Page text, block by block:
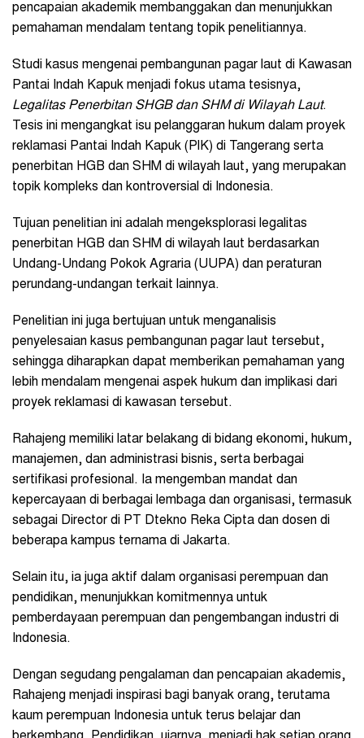
pencapaian akademik membanggakan dan menunjukkan
pemahaman mendalam tentang topik penelitiannya.
Studi kasus mengenai pembangunan pagar laut di Kawasan
Pantai Indah Kapuk menjadi fokus utama tesisnya,
Legalitas Penerbitan SHGB dan SHM di Wilayah Laut.
Tesis ini mengangkat isu pelanggaran hukum dalam proyek
reklamasi Pantai Indah Kapuk (PIK) di Tangerang serta
penerbitan HGB dan SHM di wilayah laut, yang merupakan
topik kompleks dan kontroversial di Indonesia.
Tujuan penelitian ini adalah mengeksplorasi legalitas
penerbitan HGB dan SHM di wilayah laut berdasarkan
Undang-Undang Pokok Agraria (UUPA) dan peraturan
perundang-undangan terkait lainnya.
Penelitian ini juga bertujuan untuk menganalisis
penyelesaian kasus pembangunan pagar laut tersebut,
sehingga diharapkan dapat memberikan pemahaman yang
lebih mendalam mengenai aspek hukum dan implikasi dari
proyek reklamasi di kawasan tersebut.
Rahajeng memiliki latar belakang di bidang ekonomi, hukum,
manajemen, dan administrasi bisnis, serta berbagai
sertifikasi profesional. Ia mengemban mandat dan
kepercayaan di berbagai lembaga dan organisasi, termasuk
sebagai Director di PT Dtekno Reka Cipta dan dosen di
beberapa kampus ternama di Jakarta.
Selain itu, ia juga aktif dalam organisasi perempuan dan
pendidikan, menunjukkan komitmennya untuk
pemberdayaan perempuan dan pengembangan industri di
Indonesia.
Dengan segudang pengalaman dan pencapaian akademis,
Rahajeng menjadi inspirasi bagi banyak orang, terutama
kaum perempuan Indonesia untuk terus belajar dan